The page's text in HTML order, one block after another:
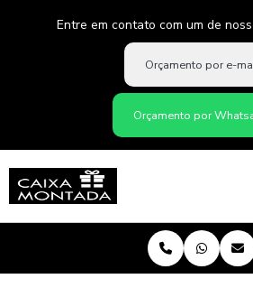
Entre em contato com um de
Orçamento por e-
Orçamento por